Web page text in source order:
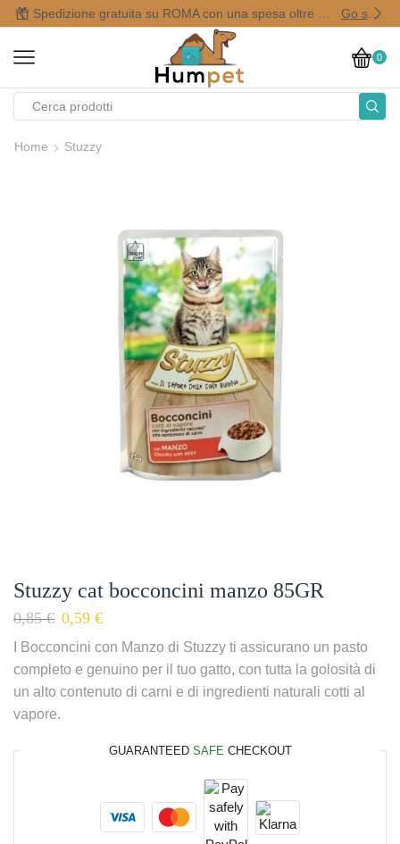
Go shop
0
Home Stuzzy
Stuzzy cat bocconcini manzo 85GR
0,85€ 0,59 €
I Bocconcini con Manzo di Stuzzy ti assicurano un pasto
completo e genuino per il tuo gatto, con tutta la golosità di
un alto contenuto di carni e di ingredienti naturali cotti al
vapore.
GUARANTEED SAFE CHECKOUT